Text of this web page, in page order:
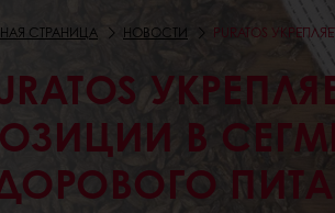
СТРАНИЦА НОВОСТИ PURATOS
В